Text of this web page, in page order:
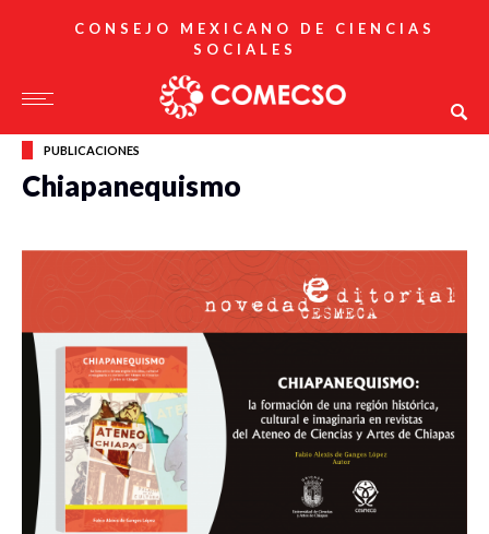
CONSEJO MEXICANO DE CIENCIAS
SOCIALES
PUBLICACIONES
Chiapanequismo